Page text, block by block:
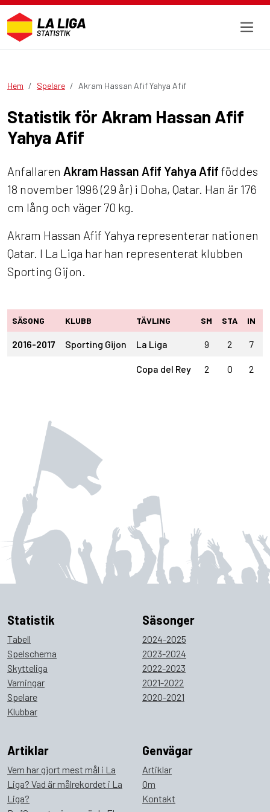
Hem Spelare Akram Hassan Afif Yahya Afif
Statistik för Akram Hassan Afif
Yahya Afif
Anfallaren Akram Hassan Afif Yahya Afif föddes
18 november 1996 (29 år) i Doha, Qatar. Han är 176
cm lång och väger 70 kg.
Akram Hassan Afif Yahya representerar nationen
Qatar. I La Liga har han representerat klubben
Sporting Gijon.
SÄSONG KLUBB TÄVLING SM STA IN
2016-2017 Sporting Gijon La Liga 9 2 7
Copa del Rey 2 0 2
Statistik
Tabell
Spelschema
Skytteliga
Varningar
Spelare
Klubbar
Säsonger
2024-2025
2023-2024
2022-2023
2021-2022
2020-2021
Artiklar
Vem har gjort mest mål i La
Liga? Vad är målrekordet i La
Liga?
Genvägar
Artiklar
Om
Kontakt